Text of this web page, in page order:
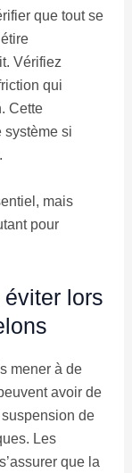
que tout se
Vérifiez
qui
Cette
système si
mais
pour
lors
mener à de
avoir de
de
Les
que la